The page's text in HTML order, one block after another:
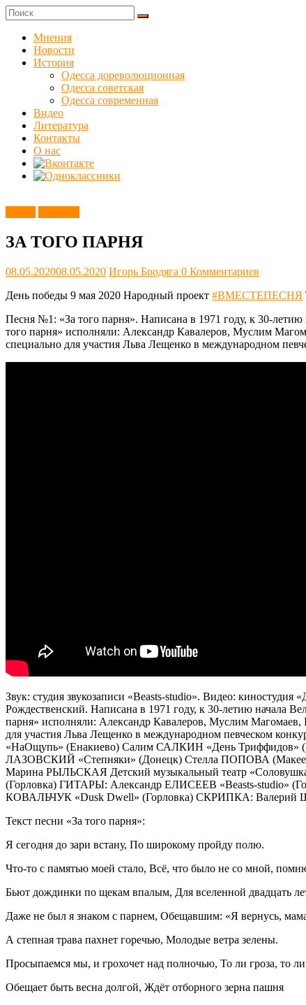
Skip
to
content
Куликовец
Сайт
одесского
сопротивления
Мнения
Новости
История
Одесса дореволюционная
Одесса советская
Одесса современная
Видео
Литература
Контакты
О нас
ЗА ТОГО ПАРНЯ
08.05.202008.05.2020 Игорь Бродяга 0 Комментариев
День победы 9 мая 2020 Народный проект #ВМЕСТЕПЕСНЯ
Песня №1: «За того парня». Написана в 1971 году, к 30-
того парня» исполняли: Александр Кавалеров, Муслим
специально для участия Льва Лещенко в международном
Звук: студия звукозаписи «Beasts-studio». Видео:
Рождественский. Написана в 1971 году, к 30-летию начала
парня» исполняли: Александр Кавалеров, Муслим
для участия Льва Лещенко в международном певческом
«НаОщупь» (Енакиево) Салим САЛКИН «День
ЛАЗОВСКИЙ «Степняки» (Донецк) Стелла ПОПОВА
Марина РЫЛЬСКАЯ Детский музыкальный театр
(Горловка) ГИТАРЫ: Александр ЕЛИСЕЕВ «Beasts-
КОВАЛЬЧУК «Dusk Dwell» (Горловка) СКРИПКА: Валерий
Текст песни «За того парня»:
Я сегодня до зари встану, По широкому пройду полю.
Что-то с памятью моей стало, Всё, что было не со мной,
Бьют дождинки по щекам впалым, Для вселенной двадцать
Даже не был я знаком с парнем, Обещавшим: «Я вернусь,
А степная трава пахнет горечью, Молодые ветра зелены.
Просыпаемся мы, и грохочет над полночью, То ли гроза, то
Обещает быть весна долгой, Ждёт отборного зерна пашня